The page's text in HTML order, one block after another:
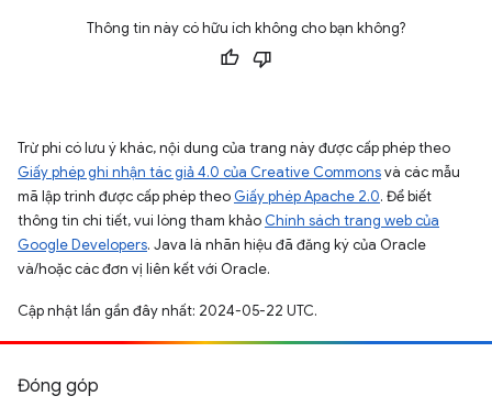
Thông tin này có hữu ích không cho bạn không?
Trừ phi có lưu ý khác, nội dung của trang này được cấp phép theo
Giấy phép ghi nhận tác giả 4.0 của Creative Commonsvà các mẫu
mã lập trình được cấp phép theo Giấy phép Apache 2.0. Để biết
thông tin chi tiết, vui lòng tham khảo Chính sách trang web của
Google Developers. Java là nhãn hiệu đã đăng ký của Oracle
và/hoặc các đơn vị liên kết với Oracle.
Cập nhật lần gần đây nhất: 2024-05-22 UTC.
Đóng góp